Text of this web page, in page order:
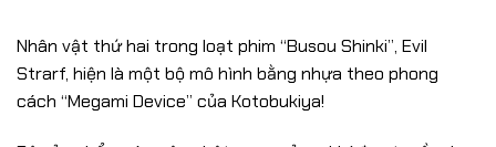
Nhân vật thứ hai trong loạt phim “Busou Shinki”, Evil
Strarf, hiện là một bộ mô hình bằng nhựa theo phong
cách “Megami Device” của Kotobukiya!